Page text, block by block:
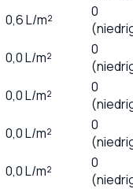
0,6L/m²
0
0,0L/m²
0
0,0L/m²
0
0,0L/m²
0
0,0L/m²
0